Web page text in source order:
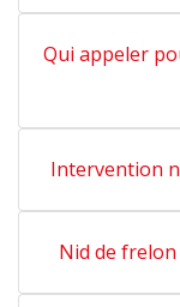
Qui appeler
Intervention
Nid de